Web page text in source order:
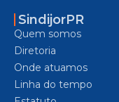
SindijorPR
Quem somos
Diretoria
Onde atuamos
Linha do tempo